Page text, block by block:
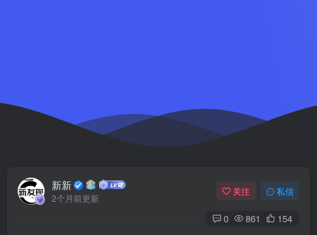
新新
2个月前更新
关注 私信
0 861 154